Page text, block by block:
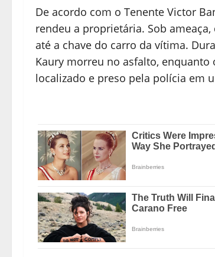
De acordo com o Tenente Victor
rendeu a proprietária. Sob
até a chave do carro da vítima.
Kaury morreu no asfalto,
localizado e preso pela polícia em